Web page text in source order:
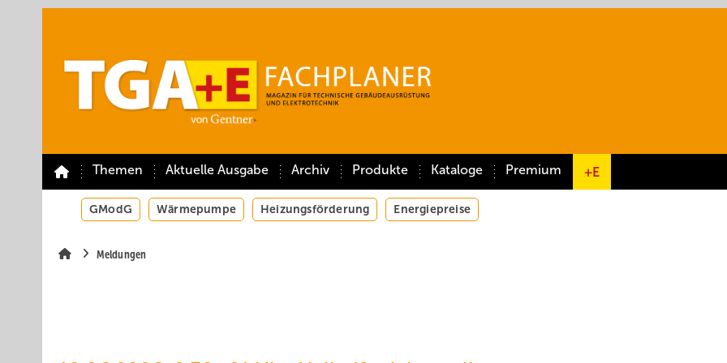
Themen Aktuelle Ausgabe Archiv Produkte Kataloge Premium +E
GModG Wärmepumpe Heizungsförderung Energiepreise
Meldungen